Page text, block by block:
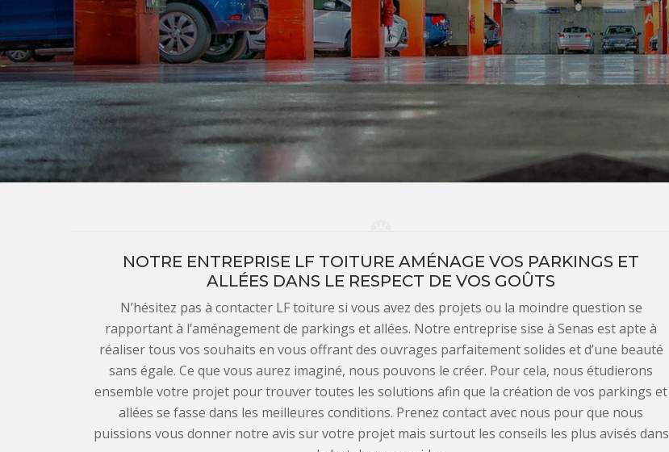
NOTRE ENTREPRISE LF TOITURE AMÉNAGE VOS PARKINGS ET
ALLÉES DANS LE RESPECT DE VOS GOÛTS
N’hésitez pas à contacter LF toiture si vous avez des projets ou la moindre question se
rapportant à l’aménagement de parkings et allées. Notre entreprise sise à Senas est apte à
réaliser tous vos souhaits en vous offrant des ouvrages parfaitement solides et d’une beauté
sans égale. Ce que vous aurez imaginé, nous pouvons le créer. Pour cela, nous étudierons
ensemble votre projet pour trouver toutes les solutions afin que la création de vos parkings et
allées se fasse dans les meilleures conditions. Prenez contact avec nous pour que nous
puissions vous donner notre avis sur votre projet mais surtout les conseils les plus avisés dans